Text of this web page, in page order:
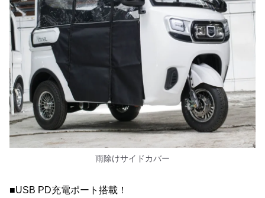
雨除けサイドカバー
■USB PD充電ポート搭載！